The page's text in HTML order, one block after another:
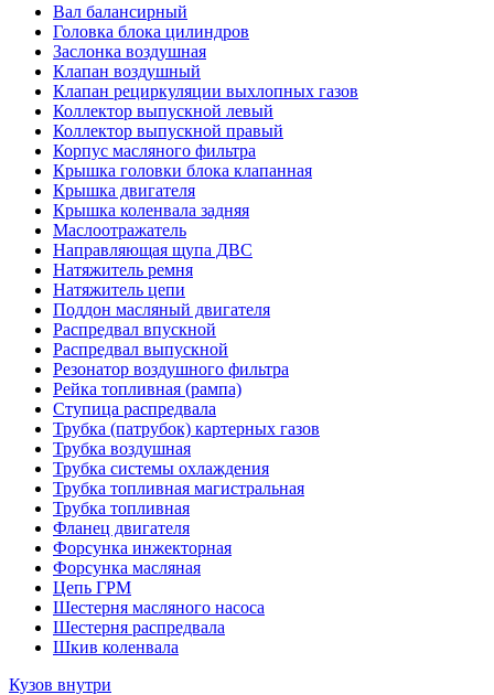
Вал балансирный
Головка блока цилиндров
Заслонка воздушная
Клапан воздушный
Клапан рециркуляции выхлопных газов
Коллектор выпускной левый
Коллектор выпускной правый
Корпус масляного фильтра
Крышка головки блока клапанная
Крышка двигателя
Крышка коленвала задняя
Маслоотражатель
Направляющая щупа ДВС
Натяжитель ремня
Натяжитель цепи
Поддон масляный двигателя
Распредвал впускной
Распредвал выпускной
Резонатор воздушного фильтра
Рейка топливная (рампа)
Ступица распредвала
Трубка (патрубок) картерных газов
Трубка воздушная
Трубка системы охлаждения
Трубка топливная магистральная
Трубка топливная
Фланец двигателя
Форсунка инжекторная
Форсунка масляная
Цепь ГРМ
Шестерня масляного насоса
Шестерня распредвала
Шкив коленвала
Кузов внутри